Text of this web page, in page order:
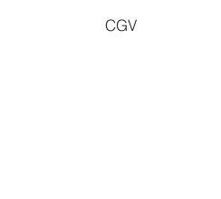
CGV